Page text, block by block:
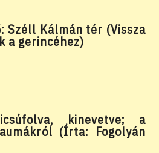
Széll Kálmán tér (Vissza
a gerincéhez)
kinevetve; a
(Írta: Fogolyán